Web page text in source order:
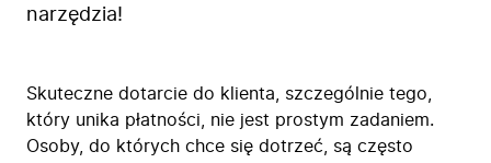
narzędzia!
Skuteczne dotarcie do klienta, szczególnie tego,
który unika płatności, nie jest prostym zadaniem.
Osoby, do których chce się dotrzeć, są często